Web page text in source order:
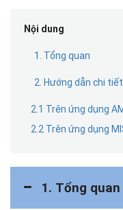
Nội dung
1. Tổng quan
2. Hướng dẫn chi tiết
2.1 Trên ứng dụng
2.2 Trên ứng dụng
1. Tổng quan